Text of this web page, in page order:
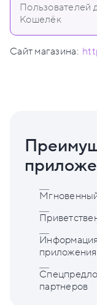
Пользователей
Кошелёк
Сайт магазина:
Информация
приложения
партнеров